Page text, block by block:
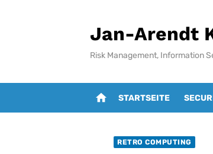
Jan-Arendt
Risk Management, Information
home STARTSEITE
RETRO COMPUTING